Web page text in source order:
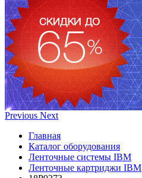
Previous Next
Главная
Каталог оборудования
Ленточные системы IBM
Ленточные картриджи IBM